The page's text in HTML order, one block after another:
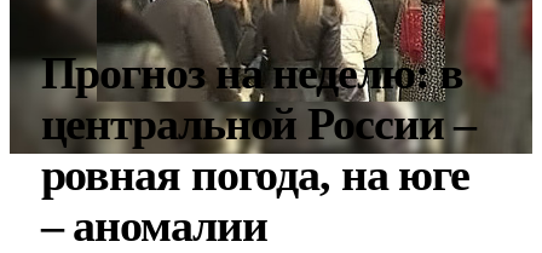
Прогноз на неделю: в
центральной России –
ровная погода, на юге
– аномалии